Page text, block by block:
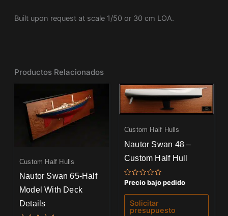
Built upon request at scale 1/50 or 30 cm LOA.
Productos Relacionados
Custom Half Hulls
Nautor Swan 65-Half
Model With Deck
Details
Custom Half Hulls
Nautor Swan 48 –
Custom Half Hull
Valorado
0
de
Precio bajo pedido
Solicitar
presupuesto